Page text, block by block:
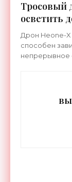
Тросовый
осветить
земли -
Дрон Heone-
способен
непрерывное